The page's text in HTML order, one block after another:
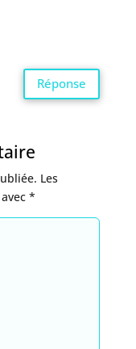
Réponse
Les
*